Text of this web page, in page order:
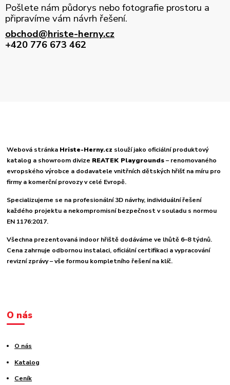
Pošlete nám půdorys nebo fotografie prostoru a
připravíme vám návrh řešení.
obchod@hriste-herny.cz
+420 776 673 462
Webová stránka Hriste-Herny.cz slouží jako oficiální produktový
katalog a showroom divize REATEK Playgrounds– renomovaného
evropského výrobce a dodavatele vnitřních dětských hřišť na míru pro
firmy a komerční provozy v celé Evropě.
Specializujeme se na profesionální 3D návrhy, individuální řešení
každého projektu a nekompromisní bezpečnost v souladu s normou
EN 1176:2017.
Všechna prezentovaná indoor hřiště dodáváme ve lhůtě 6–8 týdnů.
Cena zahrnuje odbornou instalaci, oficiální certifikaci a vypracování
revizní zprávy – vše formou kompletního řešení na klíč.
O nás
O nás
Katalog
Ceník